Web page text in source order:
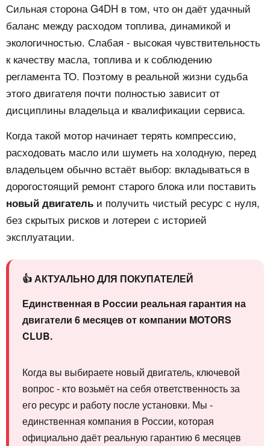
Сильная сторона G4DH в том, что он даёт удачный
баланс между расходом топлива, динамикой и
экологичностью. Слабая - высокая чувствительность
к качеству масла, топлива и к соблюдению
регламента ТО. Поэтому в реальной жизни судьба
этого двигателя почти полностью зависит от
дисциплины владельца и квалификации сервиса.
Когда такой мотор начинает терять компрессию,
расходовать масло или шуметь на холодную, перед
владельцем обычно встаёт выбор: вкладываться в
дорогостоящий ремонт старого блока или поставить
новый двигатель и получить чистый ресурс с нуля,
без скрытых рисков и лотереи с историей
эксплуатации.
👍 АКТУАЛЬНО ДЛЯ ПОКУПАТЕЛЕЙ
Единственная в России реальная гарантия на
двигатели 6 месяцев от компании MOTORS
CLUB.
Когда вы выбираете новый двигатель, ключевой
вопрос - кто возьмёт на себя ответственность за
его ресурс и работу после установки. Мы -
единственная компания в России, которая
официально даёт реальную гарантию 6 месяцев